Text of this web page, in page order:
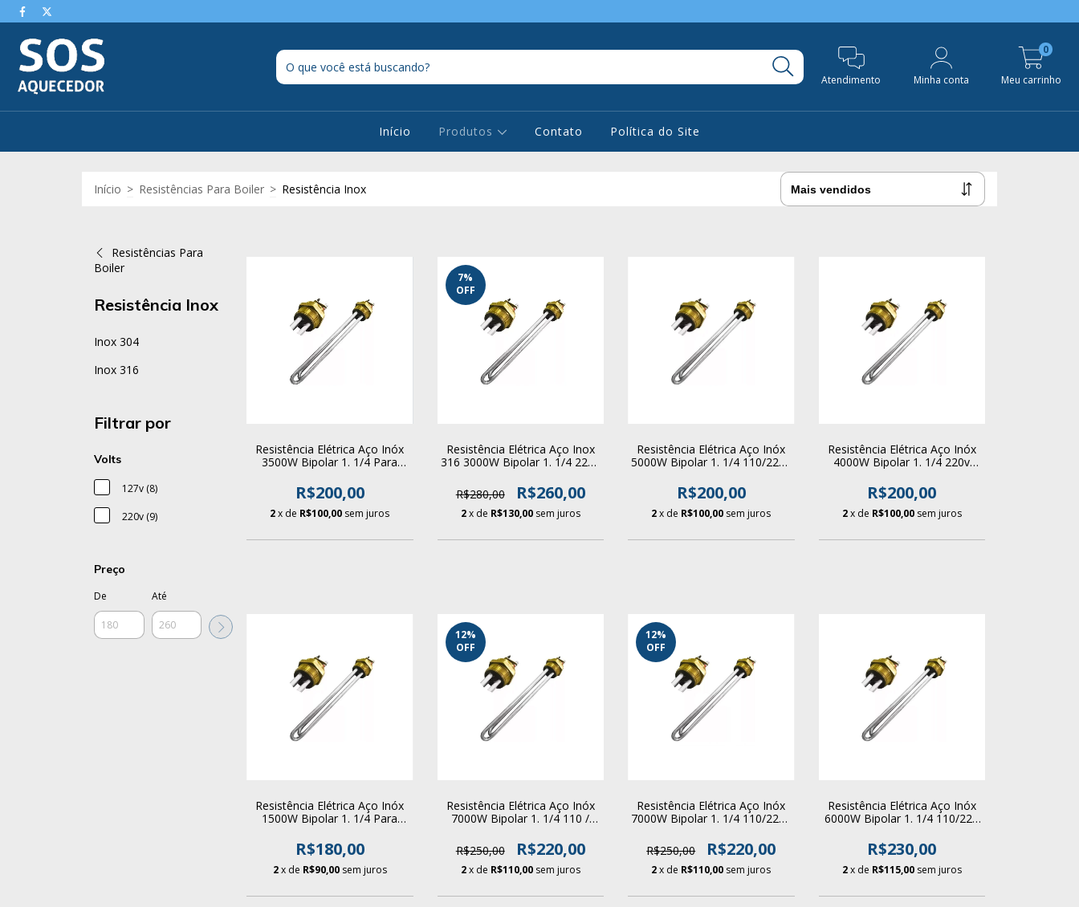
Atendimento Minha conta Meu carrinho
0
Início Produtos Contato Política do Site
Início > Resistências Para Boiler > Resistência Inox
Resistências Para
Boiler
Resistência Inox
Inox 304
Inox 316
Filtrar por
Volts
127v (8)
220v (9)
Preço
De Até
Resistência Elétrica Aço Inóx
3500W Bipolar 1. 1/4 Para
R$200,00
2x de R$100,00 sem juros
7%
OFF
Resistência Elétrica Aço Inox
316 3000W Bipolar 1. 1/4 220V
R$280,00
R$260,00
2x de R$130,00 sem juros
Resistência Elétrica Aço Inóx
5000W Bipolar 1. 1/4 110/220v
R$200,00
2x de R$100,00 sem juros
Resistência Elétrica Aço Inóx
4000W Bipolar 1. 1/4 220v
R$200,00
2x de R$100,00 sem juros
Resistência Elétrica Aço Inóx
1500W Bipolar 1. 1/4 Para
R$180,00
2x de R$90,00 sem juros
12%
OFF
Resistência Elétrica Aço Inóx
7000W Bipolar 1. 1/4 110 /
R$250,00
R$220,00
2x de R$110,00 sem juros
12%
OFF
Resistência Elétrica Aço Inóx
7000W Bipolar 1. 1/4 110/220v
R$250,00
R$220,00
2x de R$110,00 sem juros
Resistência Elétrica Aço Inóx
6000W Bipolar 1. 1/4 110/220
R$230,00
2x de R$115,00 sem juros